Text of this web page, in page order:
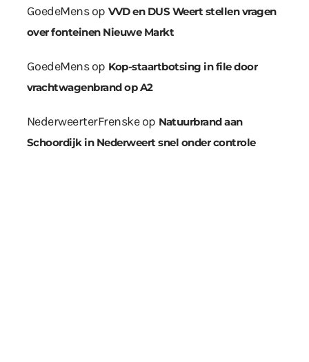
GoedeMensop VVD en DUS Weert stellen vragen
over fonteinen Nieuwe Markt
GoedeMensop Kop-staartbotsing in file door
vrachtwagenbrand op A2
NederweerterFrenskeop Natuurbrand aan
Schoordijk in Nederweert snel onder controle